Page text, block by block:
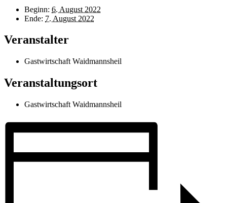
Beginn: 6. August 2022
Ende: 7. August 2022
Veranstalter
Gastwirtschaft Waidmannsheil
Veranstaltungsort
Gastwirtschaft Waidmannsheil